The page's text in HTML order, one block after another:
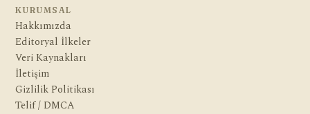
KURUMSAL
Hakkımızda
Editoryal İlkeler
Veri Kaynakları
İletişim
Gizlilik Politikası
Telif / DMCA